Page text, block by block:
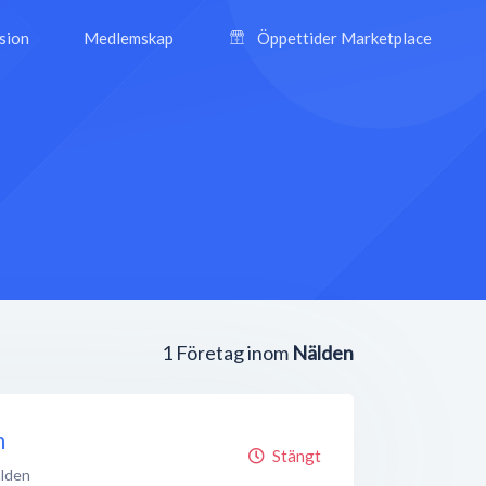
Medlemskap Öppettider Marketplace
1 Företag inom Nälden
Stängt